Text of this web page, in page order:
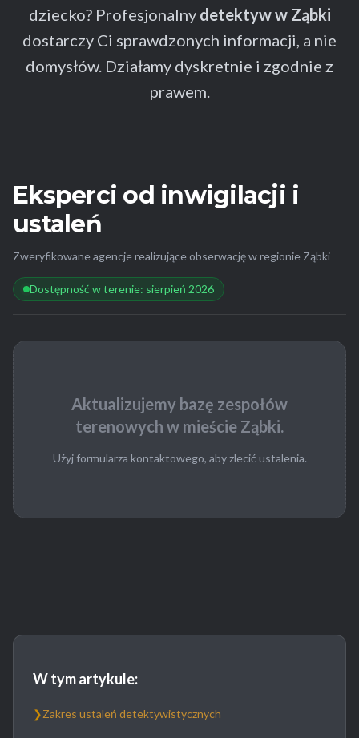
dziecko? Profesjonalny detektyw w Ząbki
dostarczy Ci sprawdzonych informacji, a nie
domysłów. Działamy dyskretnie i zgodnie z
prawem.
Eksperci od inwigilacji i
ustaleń
Zweryfikowane agencje realizujące obserwację w regionie Ząbki
Dostępność w terenie: sierpień 2026
Aktualizujemy bazę zespołów
terenowych w mieście Ząbki.
Użyj formularza kontaktowego, aby zlecić ustalenia.
W tym artykule:
❯Zakres ustaleń detektywistycznych